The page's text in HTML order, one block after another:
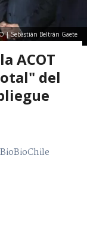
| Sebastián Beltrán Gaete
ACOT
del